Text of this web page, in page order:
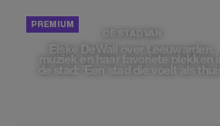
DE STAD VAN
Elske DeWall over Leeuwarden,
muziek en haar favoriete plekken in
de stad: 'Een stad die voelt als thuis'